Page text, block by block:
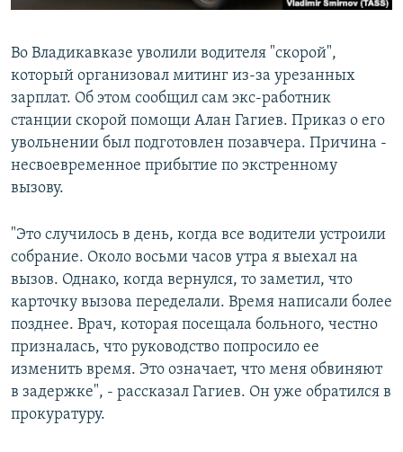
Все сайты РСЕ/РС
Во Владикавказе уволили водителя "скорой",
который организовал митинг из-за урезанных
зарплат. Об этом сообщил сам экс-работник
станции скорой помощи Алан Гагиев. Приказ о его
увольнении был подготовлен позавчера. Причина -
несвоевременное прибытие по экстренному
вызову.
"Это случилось в день, когда все водители устроили
собрание. Около восьми часов утра я выехал на
вызов. Однако, когда вернулся, то заметил, что
карточку вызова переделали. Время написали более
позднее. Врач, которая посещала больного, честно
призналась, что руководство попросило ее
изменить время. Это означает, что меня обвиняют
в задержке", - рассказал Гагиев. Он уже обратился в
прокуратуру.